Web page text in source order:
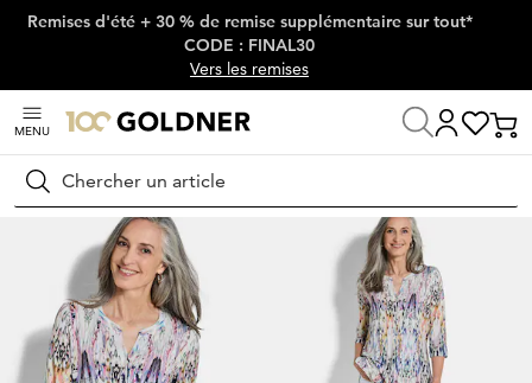
Passer la navigation, aller directement au contenu
Remises d'été + 30 % de remise supplémentaire sur tout*
CODE : FINAL30
Vers les remises
MENU
Rechercher
Maison Mode femme Chemisiers